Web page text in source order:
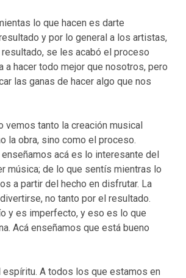
lo que hacen es darte
y por lo general a los artistas,
se les acabó el proceso
a hacer todo mejor que nosotros, pero
las ganas de hacer algo que nos
vemos tanto la creación musical
la obra, sino como el proceso.
acá es lo interesante del
música; de lo que sentís mientras lo
a partir del hecho en disfrutar. La
no tanto por el resultado.
y es imperfecto, y eso es lo que
Acá enseñamos que está bueno
espíritu. A todos los que estamos en